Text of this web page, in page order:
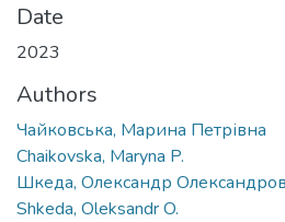
Date
2023
Authors
Чайковська, Марина Петрівна
Chaikovska, Maryna P.
Шкеда, Олександр
Shkeda, Oleksandr O.